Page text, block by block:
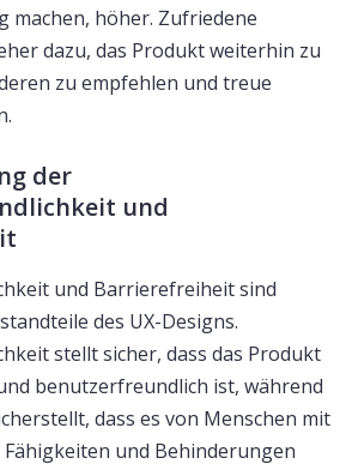
machen, höher. Zufriedene
dazu, das Produkt weiterhin zu
zu empfehlen und treue
der
und
und Barrierefreiheit sind
des UX-Designs.
stellt sicher, dass das Produkt
benutzerfreundlich ist, während
dass es von Menschen mit
und Behinderungen